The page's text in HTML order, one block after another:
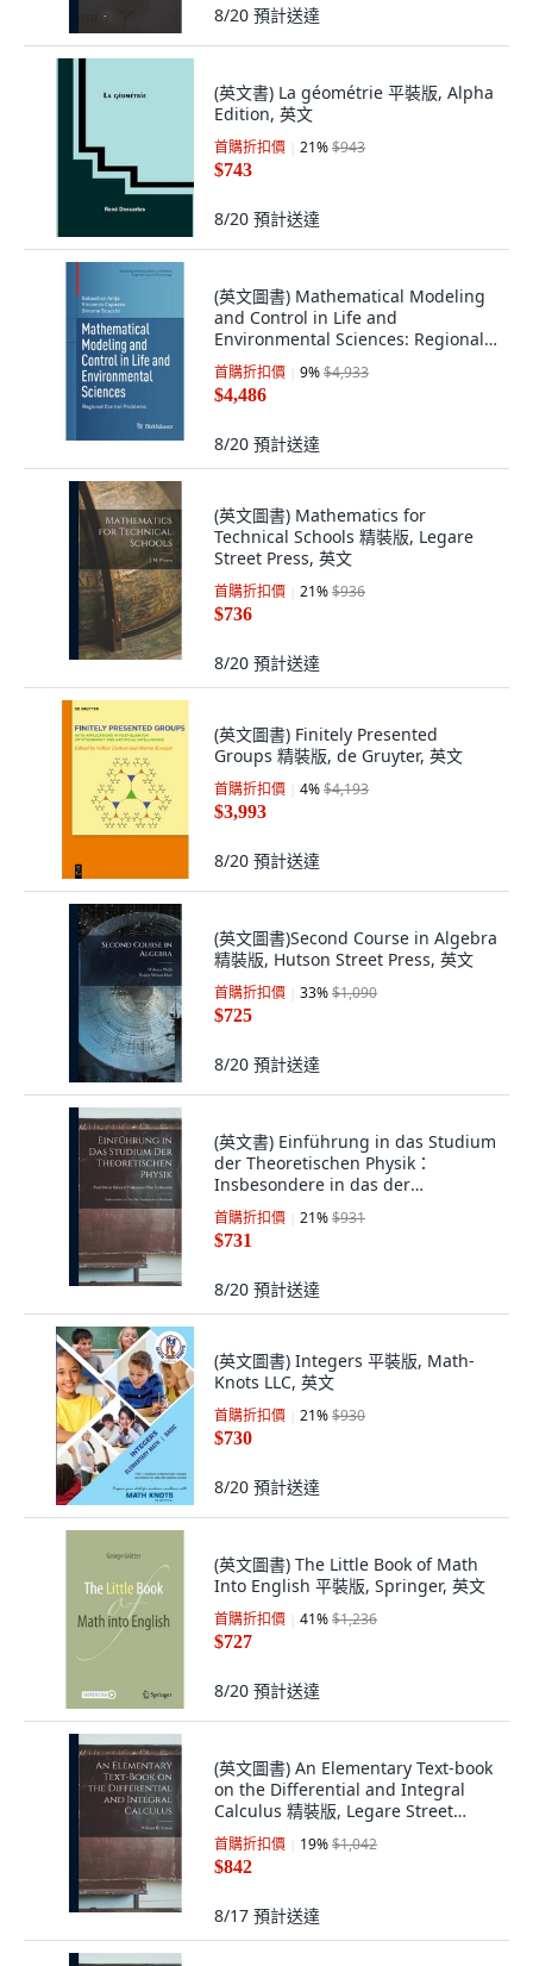
8/20 預計送達
(英文書) La géométrie 平裝版, Alpha
Edition, 英文
首購折扣價 21%$943
$743
8/20 預計送達
(英文圖書) Mathematical Modeling
and Control in Life and
Environmental Sciences: Regional
Control Problems 精裝版,
Birkhauser, 英文
首購折扣價 9%$4,933
$4,486
8/20 預計送達
(英文圖書) Mathematics for
Technical Schools 精裝版, Legare
Street Press, 英文
首購折扣價 21%$936
$736
8/20 預計送達
(英文圖書) Finitely Presented
Groups 精裝版, de Gruyter, 英文
首購折扣價 4%$4,193
$3,993
8/20 預計送達
(英文圖書)Second Course in Algebra
精裝版, Hutson Street Press, 英文
首購折扣價 33%$1,090
$725
8/20 預計送達
(英文書) Einführung in das Studium
der Theoretischen Physik：
Insbesondere in das der
Analytischen Mech... 精裝版,
Legare Street Press, 英文
首購折扣價 21%$931
$731
8/20 預計送達
(英文圖書) Integers 平裝版, Math-
Knots LLC, 英文
首購折扣價 21%$930
$730
8/20 預計送達
(英文圖書) The Little Book of Math
Into English 平裝版, Springer, 英文
首購折扣價 41%$1,236
$727
8/20 預計送達
(英文圖書) An Elementary Text-book
on the Differential and Integral
Calculus 精裝版, Legare Street
Press, 英文
首購折扣價 19%$1,042
$842
8/17 預計送達